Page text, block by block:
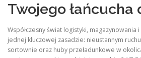
Twojego łańcucha
Współczesny świat logistyki,
jednej kluczowej zasadzie: nieustannym
sortownie oraz huby przeładunkowe w